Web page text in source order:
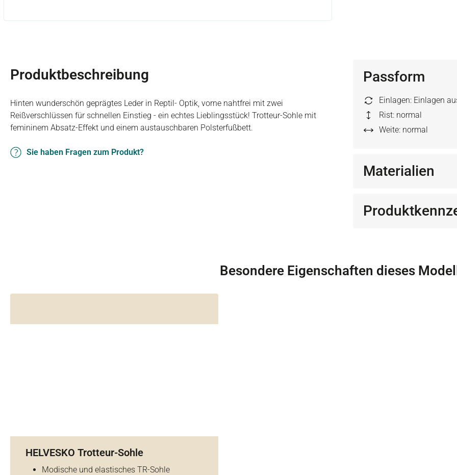
Produktbeschreibung
Hinten wunderschön geprägtes Leder in Reptil- Optik, vorne nahtfrei mit zwei
Reißverschlüssen für schnellen Einstieg - ein echtes Lieblingsstück! Trotteur-Sohle mit
femininem Absatz-Effekt und einem austauschbaren Polsterfußbett.
Sie haben Fragen zum Produkt?
Passform
Einlagen: Einlagen
Rist: normal
Weite: normal
Materialien
Besondere Eigenschaften dieses
HELVESKO Trotteur-Sohle
Modische und elastisches TR-Sohle